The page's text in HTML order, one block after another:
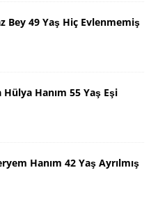
Bey 49 Yaş Hiç Evlenmemiş
Hanım 55 Yaş Eşi
Hanım 42 Yaş Ayrılmış